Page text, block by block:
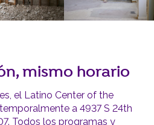
mismo horario
el Latino Center of the
a 4937 S 24th
Todos los programas y